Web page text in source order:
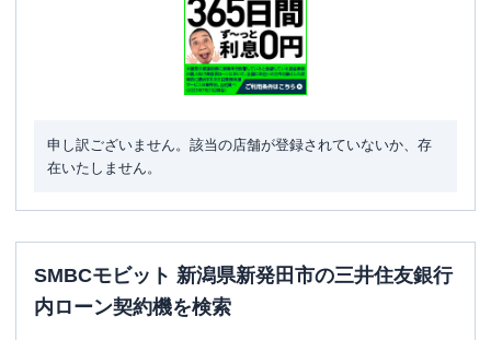
申し訳ございません。該当の店舗が登録されていないか、存
在いたしません。
SMBCモビット 新潟県新発田市の三井住友銀行
内ローン契約機を検索